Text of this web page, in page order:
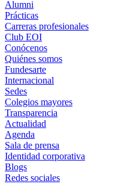
Alumni
Prácticas
Carreras profesionales
Club EOI
Conócenos
Quiénes somos
Fundesarte
Internacional
Sedes
Colegios mayores
Transparencia
Actualidad
Agenda
Sala de prensa
Identidad corporativa
Blogs
Redes sociales